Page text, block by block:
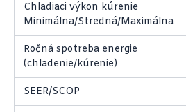
Chladiaci výkon kúrenie
Minimálna/Stredná/Maximálna
Ročná spotreba energie
(chladenie/kúrenie)
SEER/SCOP